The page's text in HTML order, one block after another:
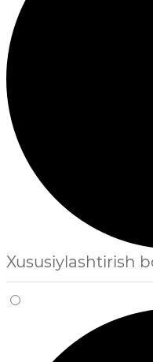
Xususiylashtirish